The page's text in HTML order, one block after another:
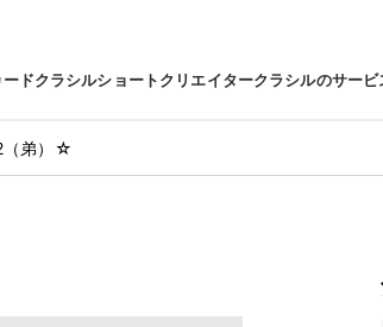
ドクラシルショートクリエイタークラシルのサービ
（弟）☆